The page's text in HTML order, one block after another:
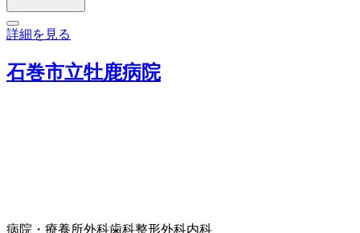
詳細を見る
石巻市立牡鹿病院
病院・療養所外科歯科整形外科内科